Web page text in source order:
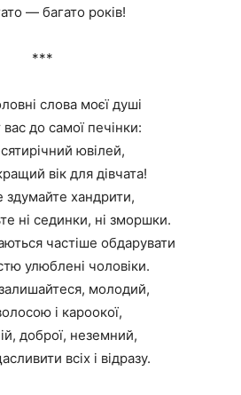
— багато років!
***
слова моєї душі
до самої печінки:
ювілей,
вік для дівчата!
здумайте хандрити,
ні сединки, ні зморшки.
частіше обдарувати
улюблені чоловіки.
молодий,
і кароокої,
доброї, неземний,
всіх і відразу.